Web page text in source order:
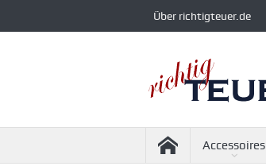
Über richtigteuer.de
Accessoires